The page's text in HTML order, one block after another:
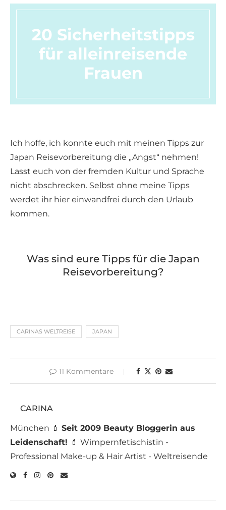
20 Sicherheitstipps
für alleinreisende
Frauen
Ich hoffe, ich konnte euch mit meinen Tipps zur
Japan Reisevorbereitung die „Angst“ nehmen!
Lasst euch von der fremden Kultur und Sprache
nicht abschrecken. Selbst ohne meine Tipps
werdet ihr hier einwandfrei durch den Urlaub
kommen.
Was sind eure Tipps für die Japan
Reisevorbereitung?
CARINAS WELTREISE JAPAN
11 Kommentare
CARINA
München 💄 Seit 2009 Beauty Bloggerin aus
Leidenschaft! 💄 Wimpernfetischistin -
Professional Make-up & Hair Artist - Weltreisende